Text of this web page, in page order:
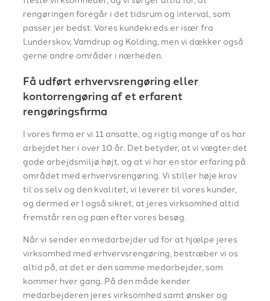
rengøringen foregår i det tidsrum og interval, som
passer jer bedst. Vores kundekreds er især fra
Lunderskov, Vamdrup og Kolding, men vi dækker også
gerne andre områder i nærheden.
Få udført erhvervsrengøring eller
kontorrengøring af et erfarent
rengøringsfirma
I vores firma er vi 11 ansatte, og rigtig mange af os har
arbejdet her i over 10 år. Det betyder, at vi vægter det
gode arbejdsmiljø højt, og at vi har en stor erfaring på
området med erhvervsrengøring. Vi stiller høje krav
til os selv og den kvalitet, vi leverer til vores kunder,
og dermed er I også sikret, at jeres virksomhed altid
fremstår ren og pæn efter vores besøg.
Når vi sender en medarbejder ud for at hjælpe jeres
virksomhed med erhvervsrengøring, bestræber vi os
altid på, at det er den samme medarbejder, som
kommer hver gang. På den måde kender
medarbejderen jeres virksomhed samt ønsker og